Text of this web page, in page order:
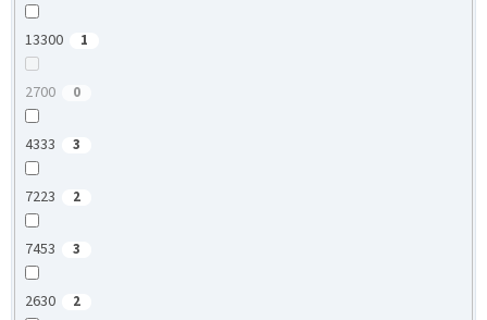
13300 1
2700 0
4333 3
7223 2
7453 3
2630 2